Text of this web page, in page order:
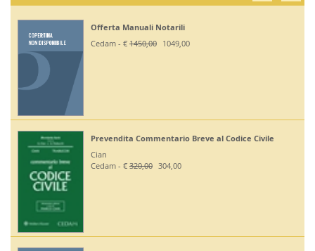
Offerta Manuali Notarili
Cedam - € 1450,00 1049,00
Prevendita Commentario Breve al Codice Civile
Cian
Cedam - € 320,00 304,00